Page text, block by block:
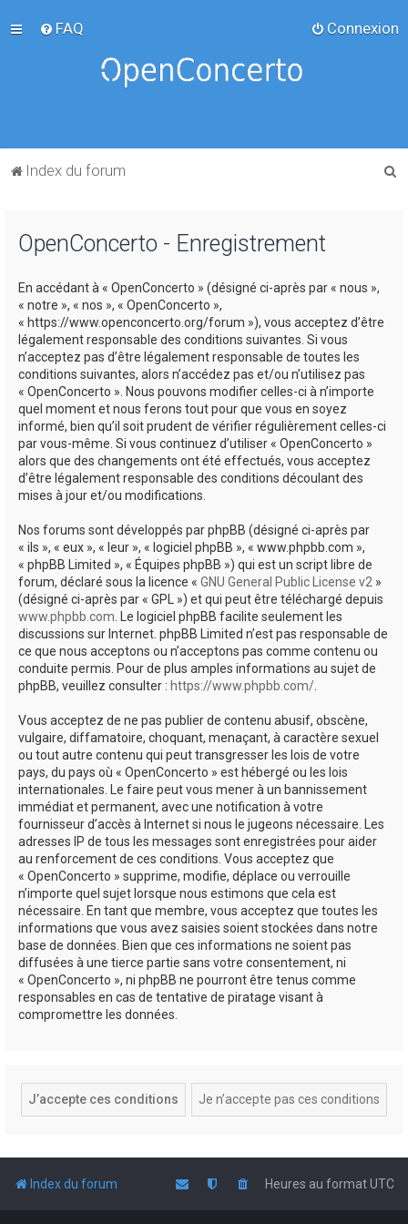
FAQ Connexion
Index du forum
OpenConcerto - Enregistrement
En accédant à « OpenConcerto » (désigné ci-après par « nous »,
« notre », « nos », « OpenConcerto »,
« https://www.openconcerto.org/forum »), vous acceptez d’être
légalement responsable des conditions suivantes. Si vous
n’acceptez pas d’être légalement responsable de toutes les
conditions suivantes, alors n’accédez pas et/ou n’utilisez pas
« OpenConcerto ». Nous pouvons modifier celles-ci à n’importe
quel moment et nous ferons tout pour que vous en soyez
informé, bien qu’il soit prudent de vérifier régulièrement celles-ci
par vous-même. Si vous continuez d’utiliser « OpenConcerto »
alors que des changements ont été effectués, vous acceptez
d’être légalement responsable des conditions découlant des
mises à jour et/ou modifications.
Nos forums sont développés par phpBB (désigné ci-après par
« ils », « eux », « leur », « logiciel phpBB », « www.phpbb.com »,
« phpBB Limited », « Équipes phpBB ») qui est un script libre de
forum, déclaré sous la licence « GNU General Public License v2 »
(désigné ci-après par « GPL ») et qui peut être téléchargé depuis
www.phpbb.com. Le logiciel phpBB facilite seulement les
discussions sur Internet. phpBB Limited n’est pas responsable de
ce que nous acceptons ou n’acceptons pas comme contenu ou
conduite permis. Pour de plus amples informations au sujet de
phpBB, veuillez consulter : https://www.phpbb.com/.
Vous acceptez de ne pas publier de contenu abusif, obscène,
vulgaire, diffamatoire, choquant, menaçant, à caractère sexuel
ou tout autre contenu qui peut transgresser les lois de votre
pays, du pays où « OpenConcerto » est hébergé ou les lois
internationales. Le faire peut vous mener à un bannissement
immédiat et permanent, avec une notification à votre
fournisseur d’accès à Internet si nous le jugeons nécessaire. Les
adresses IP de tous les messages sont enregistrées pour aider
au renforcement de ces conditions. Vous acceptez que
« OpenConcerto » supprime, modifie, déplace ou verrouille
n’importe quel sujet lorsque nous estimons que cela est
nécessaire. En tant que membre, vous acceptez que toutes les
informations que vous avez saisies soient stockées dans notre
base de données. Bien que ces informations ne soient pas
diffusées à une tierce partie sans votre consentement, ni
« OpenConcerto », ni phpBB ne pourront être tenus comme
responsables en cas de tentative de piratage visant à
compromettre les données.
Index du forum Heures au formatUTC